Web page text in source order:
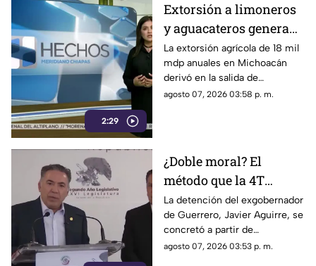
2:29
Extorsión a limoneros
y aguacateros genera
pérdidas de 18 mil mdp
en Michoacán
La extorsión agrícola de 18 mil
mdp anuales en Michoacán
derivó en la salida de
inspectores de EE. UU.,
agosto 07, 2026 03:58 p. m.
¿Doble moral? El
método que la 4T
desacredita para Rocha
Moya y Enrique
Inzunza fue el que
metió a la cárcel a
La detención del exgobernador
de Guerrero, Javier Aguirre, se
concretó a partir de
declaraciones de testigos
agosto 07, 2026 03:53 p. m.